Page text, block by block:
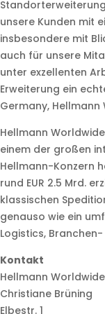
unsere Kunden mit
insbesondere mit
auch für unsere
unter exzellenten
Erweiterung ein
Germany, Hellmann
Hellmann
einem der großen
Hellmann-Konzern
rund EUR 2.5 Mrd.
klassischen
genauso wie ein
Logistics,
Kontakt
Hellmann Worldwide
Christiane Brüning
Elbestr. 1